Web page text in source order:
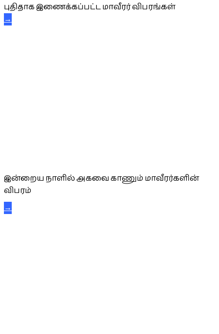
புதிதாக இணைக்கப்பட்ட மாவீரர் விபரங்கள்
→
இன்றைய நாளில் அகவை காணும் மாவீரர்களின்
விபரம்
→